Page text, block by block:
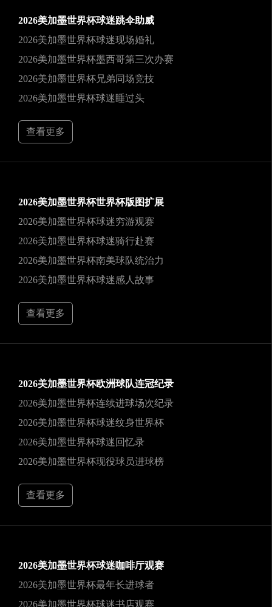
2026美加墨世界杯球迷跳伞助威
2026美加墨世界杯球迷现场婚礼
2026美加墨世界杯墨西哥第三次办赛
2026美加墨世界杯兄弟同场竞技
2026美加墨世界杯球迷睡过头
查看更多
2026美加墨世界杯世界杯版图扩展
2026美加墨世界杯球迷穷游观赛
2026美加墨世界杯球迷骑行赴赛
2026美加墨世界杯南美球队统治力
2026美加墨世界杯球迷感人故事
查看更多
2026美加墨世界杯欧洲球队连冠纪录
2026美加墨世界杯连续进球场次纪录
2026美加墨世界杯球迷纹身世界杯
2026美加墨世界杯球迷回忆录
2026美加墨世界杯现役球员进球榜
查看更多
2026美加墨世界杯球迷咖啡厅观赛
2026美加墨世界杯最年长进球者
2026美加墨世界杯球迷书店观赛